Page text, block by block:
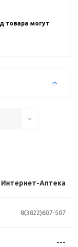
товара могут
Интернет-Аптека
8(3822)607-507
---